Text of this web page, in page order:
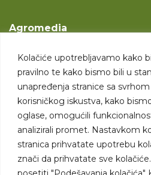
Kolačiće upotrebljavamo kako
pravilno te kako bismo bili u
unapređenja stranice sa
korisničkog iskustva, kako
oglase, omogućili
analizirali promet. Nastavkom
stranica prihvatate upotrebu
znači da prihvatate sve
Agromedia
Svet poljoprivrede
Marketing usluge
Tražimo saradnike
Kontakt
Kontakt